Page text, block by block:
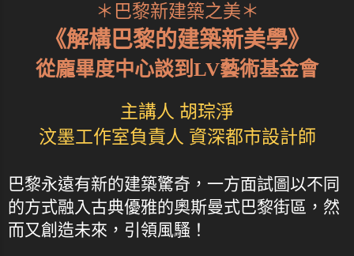
＊巴黎新建築之美＊
《解構巴黎的建築新美學》
從龐畢度中心談到LV藝術基金會
主講人 胡琮淨
汶墨工作室負責人 資深都市設計師
巴黎永遠有新的建築驚奇，一方面試圖以不同
的方式融入古典優雅的奧斯曼式巴黎街區，然
而又創造未來，引領風騷！